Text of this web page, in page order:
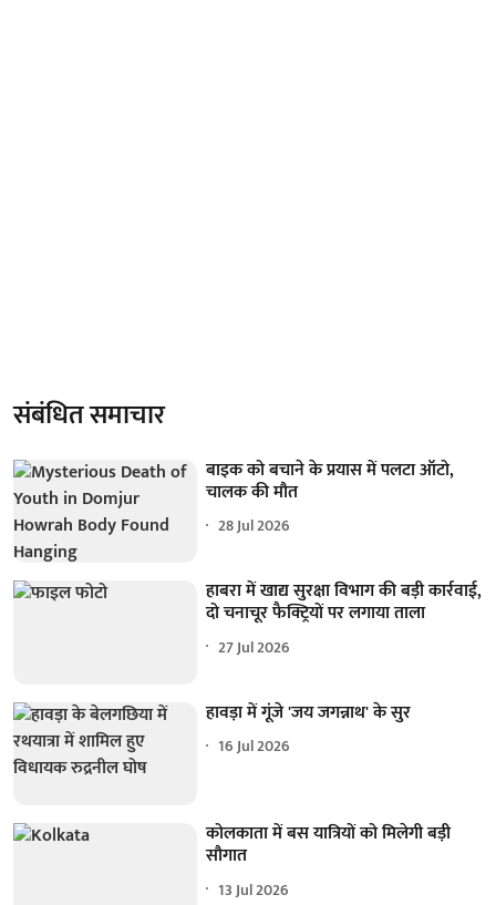
संबंधित समाचार
बाइक को बचाने के प्रयास में पलटा ऑटो,
चालक की मौत
28 Jul 2026
हाबरा में खाद्य सुरक्षा विभाग की बड़ी कार्रवाई,
दो चनाचूर फैक्ट्रियाें पर लगाया ताला
27 Jul 2026
हावड़ा में गूंजे 'जय जगन्नाथ' के सुर
16 Jul 2026
कोलकाता में बस यात्रियों को मिलेगी बड़ी
सौगात
13 Jul 2026